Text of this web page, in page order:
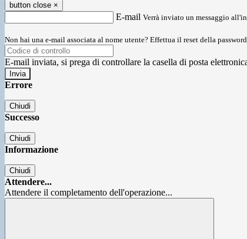
button close ×
E-mail Verrà inviato un messaggio
Non hai una e-mail associata al nome utente? Effettua il reset della
E-mail inviata, si prega di controllare la casella di posta
Errore
Chiudi
Successo
Chiudi
Informazione
Chiudi
Attendere...
Attendere il completamento dell'operazione...